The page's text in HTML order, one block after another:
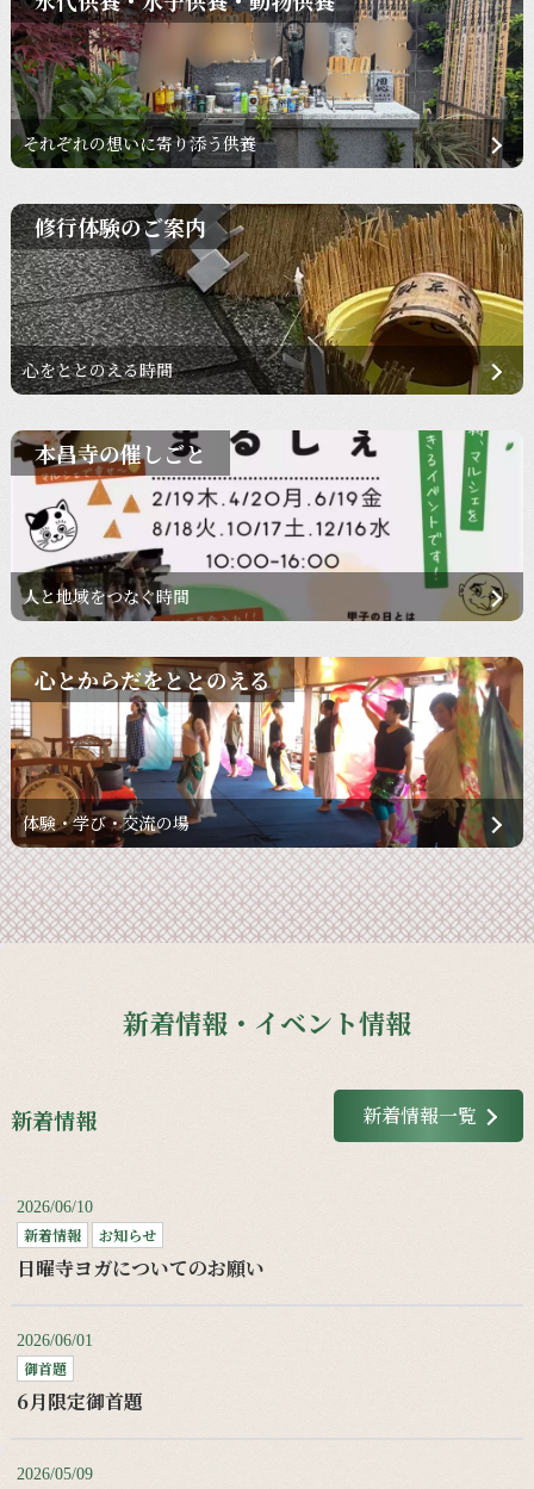
それぞれの想いに寄り添う供養
修行体験のご案内
心をととのえる時間
本昌寺の催しごと
人と地域をつなぐ時間
心とからだをととのえる
体験・学び・交流の場
新着情報・イベント情報
新着情報 新着情報一覧
2026/06/10
新着情報 お知らせ
日曜寺ヨガについてのお願い
2026/06/01
御首題
6月限定御首題
2026/05/09